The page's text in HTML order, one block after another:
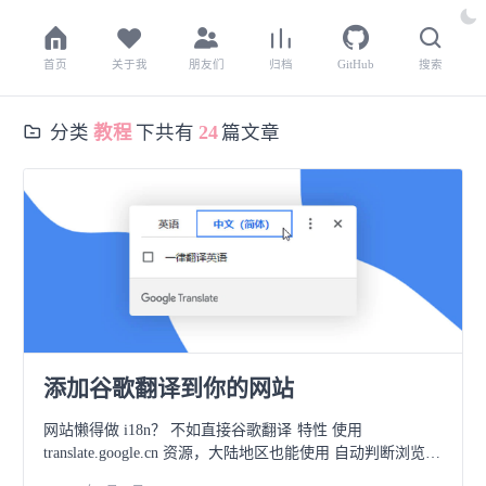
首页 关于我 朋友们 归档 GitHub 搜索
分类 教程 下共有 24篇文章
添加谷歌翻译到你的网站
网站懒得做 i18n？ 不如直接谷歌翻译 特性 使用
translate.google.cn 资源，大陆地区也能使用 自动判断浏览器